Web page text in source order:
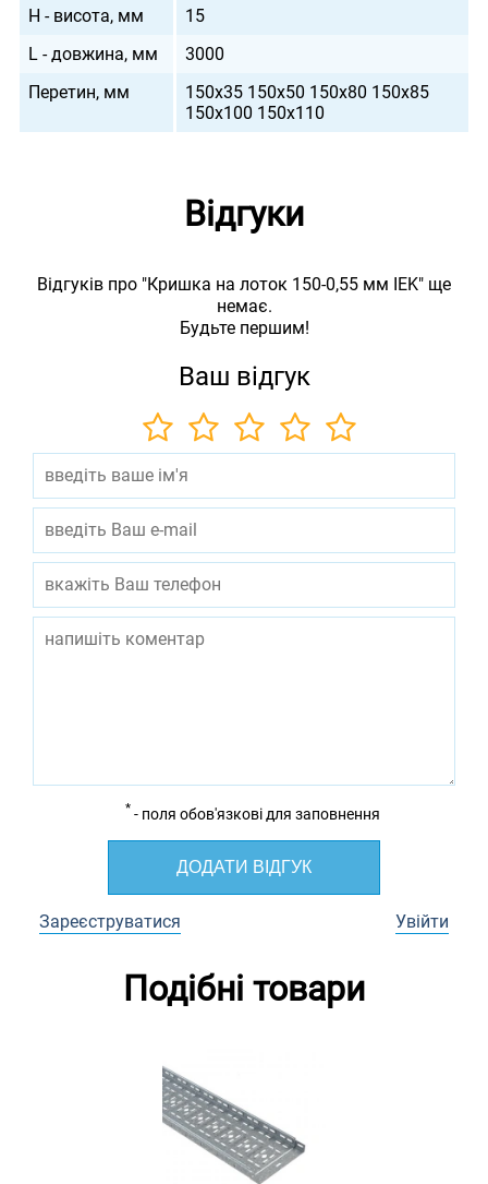
H - висота, мм
15
L - довжина, мм
3000
Перетин, мм
150х35 150х50 150х80 150х85
150х100 150х110
Відгуки
Відгуків про "Кришка на лоток 150-0,55 мм IEK" ще
немає.
Будьте першим!
Ваш відгук
* - поля обов'язкові для заповнення
ДОДАТИ ВІДГУК
Зареєструватися Увійти
Подібні товари